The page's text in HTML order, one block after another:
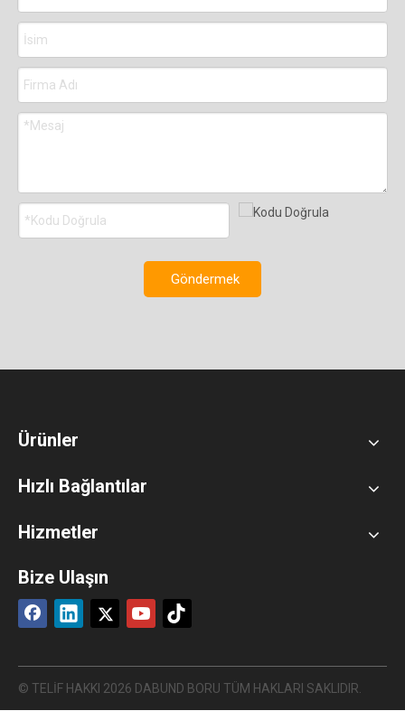
Göndermek
Ürünler
Hızlı Bağlantılar
Hizmetler
Bize Ulaşın
© TELİF HAKKI 2026 DABUND BORU TÜM HAKLARI SAKLIDIR.